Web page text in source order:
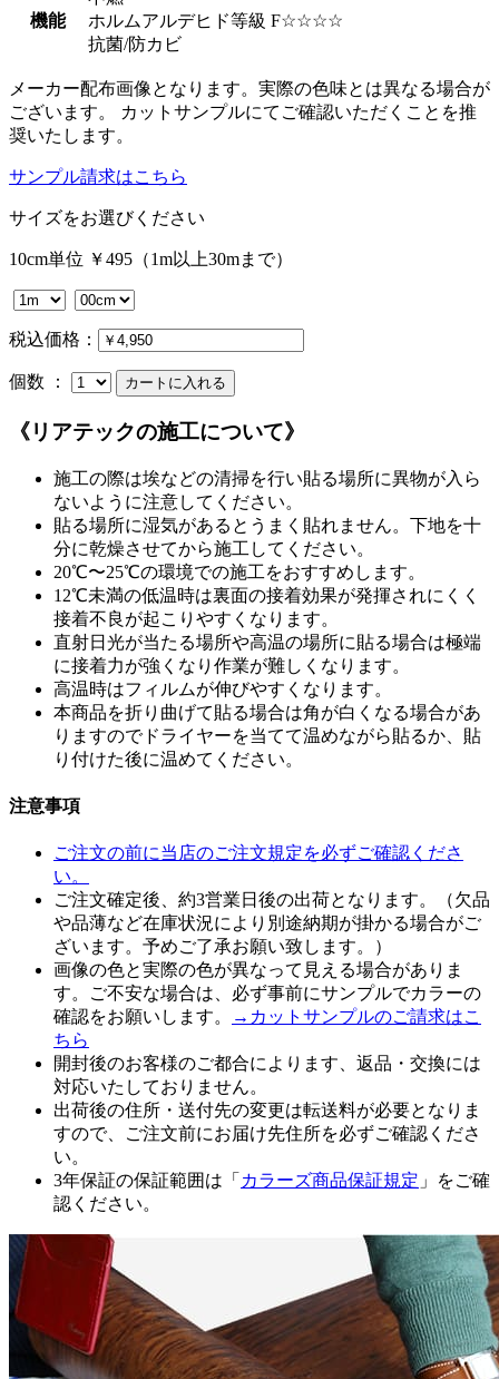
機能
ホルムアルデヒド等級 F☆☆☆☆
抗菌/防カビ
メーカー配布画像となります。実際の色味とは異なる場合が
ございます。 カットサンプルにてご確認いただくことを推
奨いたします。
サンプル請求はこちら
サイズをお選びください
10cm単位 ￥495（1m以上30mまで）
税込価格：
個数 ：
《リアテックの施工について》
施工の際は埃などの清掃を行い貼る場所に異物が入ら
ないように注意してください。
貼る場所に湿気があるとうまく貼れません。下地を十
分に乾燥させてから施工してください。
20℃〜25℃の環境での施工をおすすめします。
12℃未満の低温時は裏面の接着効果が発揮されにくく
接着不良が起こりやすくなります。
直射日光が当たる場所や高温の場所に貼る場合は極端
に接着力が強くなり作業が難しくなります。
高温時はフィルムが伸びやすくなります。
本商品を折り曲げて貼る場合は角が白くなる場合があ
りますのでドライヤーを当てて温めながら貼るか、貼
り付けた後に温めてください。
注意事項
ご注文の前に当店のご注文規定を必ずご確認くださ
い。
ご注文確定後、約3営業日後の出荷となります。（欠品
や品薄など在庫状況により別途納期が掛かる場合がご
ざいます。予めご了承お願い致します。）
画像の色と実際の色が異なって見える場合がありま
す。ご不安な場合は、必ず事前にサンプルでカラーの
確認をお願いします。
→カットサンプルのご請求はこ
ちら
開封後のお客様のご都合によります、返品・交換には
対応いたしておりません。
出荷後の住所・送付先の変更は転送料が必要となりま
すので、ご注文前にお届け先住所を必ずご確認くださ
い。
3年保証の保証範囲は「 カラーズ商品保証規定 」をご確
認ください。